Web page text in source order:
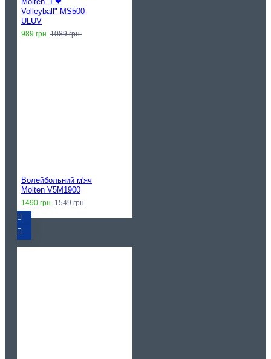
Volleyball" MS500-
ULUV
989 грн. 1089 грн.
Волейбольний м'яч
Molten V5M1900
1490 грн. 1549 грн.